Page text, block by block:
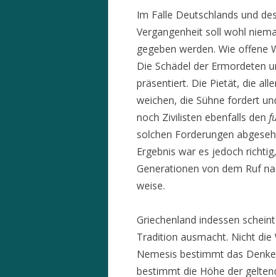
Im Falle Deutschlands und
Vergangenheit soll wohl
gegeben werden. Wie offene
Die Schädel der Ermordeten
präsentiert. Die Pietät, die
weichen, die Sühne fordert
noch Zivilisten ebenfalls den
solchen Forderungen
Ergebnis war es jedoch
Generationen von dem Ruf
weise.
Griechenland indessen
Tradition ausmacht. Nicht
Nemesis bestimmt das
bestimmt die Höhe der